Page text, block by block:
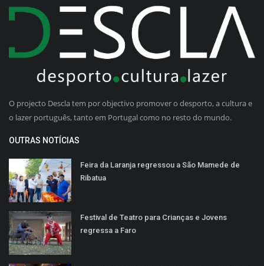
O projecto Descla tem por objectivo promover o desporto, a cultura e
o lazer português, tanto em Portugal como no resto do mundo.
OUTRAS NOTÍCIAS
Feira da Laranja regressou a São Mamede de
Ribatua
Festival de Teatro para Crianças e Jovens
regressa a Faro